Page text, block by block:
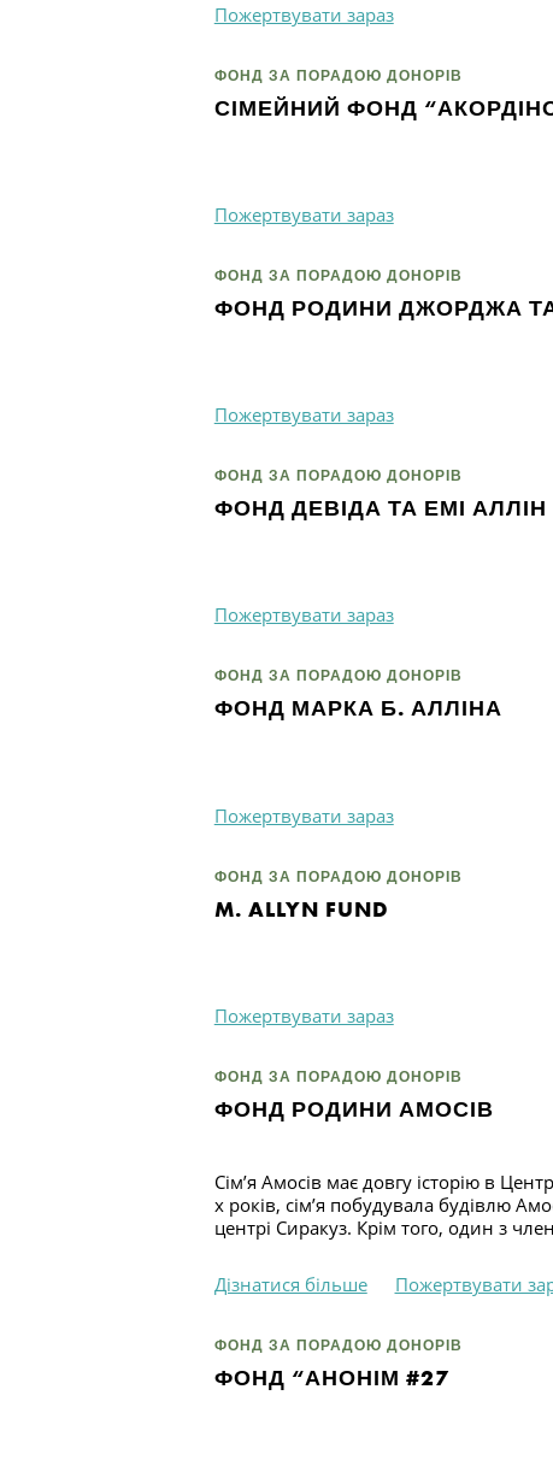
Пожертвувати зараз
ФОНД ЗА ПОРАДОЮ ДОНОРІВ
СІМЕЙНИЙ ФОНД
Пожертвувати зараз
ФОНД ЗА ПОРАДОЮ ДОНОРІВ
ФОНД РОДИНИ ДЖОРДЖА
Пожертвувати зараз
ФОНД ЗА ПОРАДОЮ ДОНОРІВ
ФОНД ДЕВІДА ТА ЕМІ АЛЛІН
Пожертвувати зараз
ФОНД ЗА ПОРАДОЮ ДОНОРІВ
ФОНД МАРКА Б. АЛЛІНА
Пожертвувати зараз
ФОНД ЗА ПОРАДОЮ ДОНОРІВ
M. ALLYN FUND
Пожертвувати зараз
ФОНД ЗА ПОРАДОЮ ДОНОРІВ
ФОНД РОДИНИ АМОСІВ
Сім’я Амосів має довгу історію в
х років, сім’я побудувала будівлю
центрі Сиракуз. Крім того, один з
Дізнатися більше Пожертвувати
ФОНД ЗА ПОРАДОЮ ДОНОРІВ
ФОНД “АНОНІМ #27